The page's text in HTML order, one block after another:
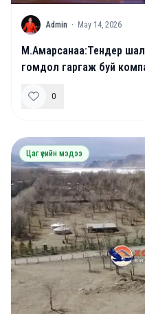
A Admin · May 14, 2026
М.Амарсанаа:Тендер
гомдол гаргаж буй
0
Цаг үеийн мэдээ